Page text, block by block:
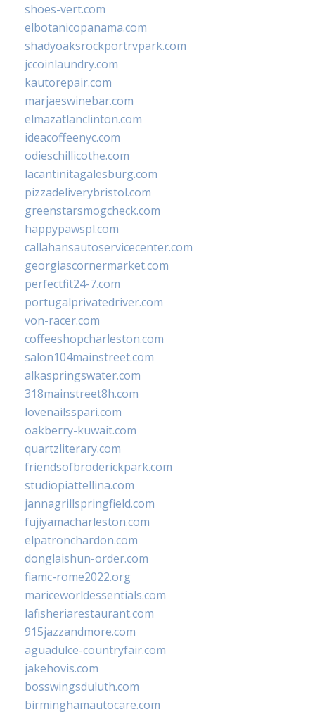
shoes-vert.com
elbotanicopanama.com
shadyoaksrockportrvpark.com
jccoinlaundry.com
kautorepair.com
marjaeswinebar.com
elmazatlanclinton.com
ideacoffeenyc.com
odieschillicothe.com
lacantinitagalesburg.com
pizzadeliverybristol.com
greenstarsmogcheck.com
happypawspl.com
callahansautoservicecenter.com
georgiascornermarket.com
perfectfit24-7.com
portugalprivatedriver.com
von-racer.com
coffeeshopcharleston.com
salon104mainstreet.com
alkaspringswater.com
318mainstreet8h.com
lovenailsspari.com
oakberry-kuwait.com
quartzliterary.com
friendsofbroderickpark.com
studiopiattellina.com
jannagrillspringfield.com
fujiyamacharleston.com
elpatronchardon.com
donglaishun-order.com
fiamc-rome2022.org
mariceworldessentials.com
lafisheriarestaurant.com
915jazzandmore.com
aguadulce-countryfair.com
jakehovis.com
bosswingsduluth.com
birminghamautocare.com